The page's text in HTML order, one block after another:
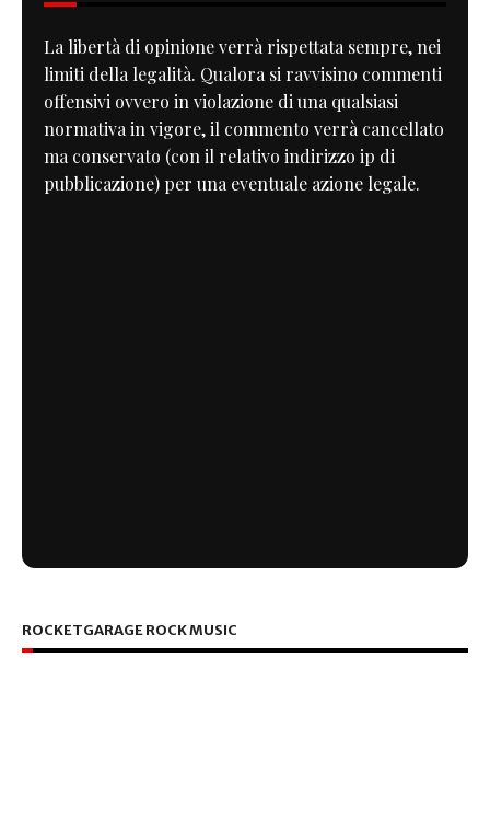
La libertà di opinione verrà rispettata sempre, nei
limiti della legalità. Qualora si ravvisino commenti
offensivi ovvero in violazione di una qualsiasi
normativa in vigore, il commento verrà cancellato
ma conservato (con il relativo indirizzo ip di
pubblicazione) per una eventuale azione legale.
ROCKETGARAGE ROCK MUSIC